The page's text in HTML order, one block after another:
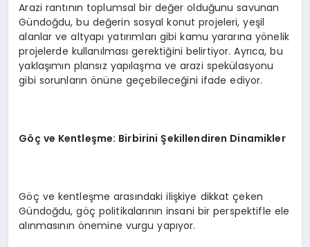
Arazi rantının toplumsal bir değer olduğunu savunan
Gündoğdu, bu değerin sosyal konut projeleri, yeşil
alanlar ve altyapı yatırımları gibi kamu yararına yönelik
projelerde kullanılması gerektiğini belirtiyor. Ayrıca, bu
yaklaşımın plansız yapılaşma ve arazi spekülasyonu
gibi sorunların önüne geçebileceğini ifade ediyor.
Göç ve Kentleşme: Birbirini Şekillendiren Dinamikler
Göç ve kentleşme arasındaki ilişkiye dikkat çeken
Gündoğdu, göç politikalarının insani bir perspektifle ele
alınmasının önemine vurgu yapıyor.